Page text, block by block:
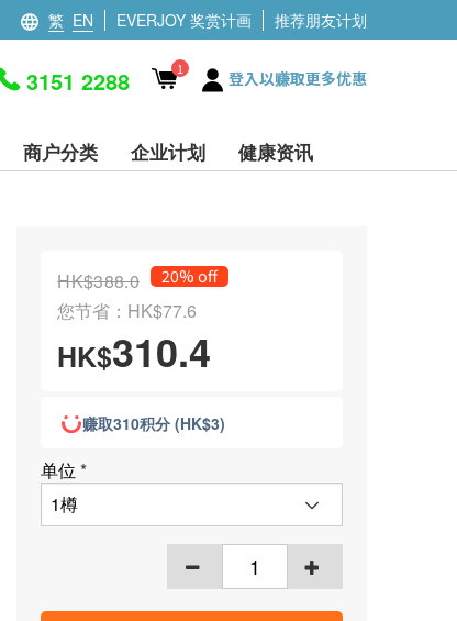
繁 EN EVERJOY 奖赏计画 推荐朋友计划
3151 2288 1 登入以赚取更多优惠
商户分类 企业计划 健康资讯
HK$388.0 20% off
您节省：HK$77.6
HK$310.4
赚取310积分 (HK$3)
单位*